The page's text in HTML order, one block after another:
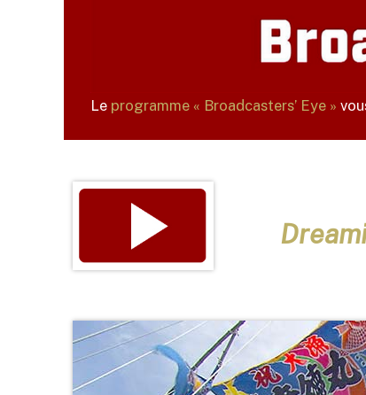
Le programme « Broadcasters’ Eye »